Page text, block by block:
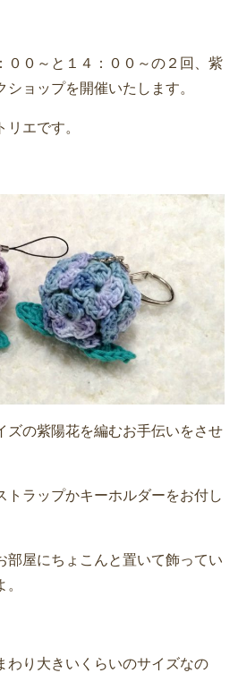
００～と１４：００～の２回、紫
ョップを開催いたします。
エです。
ズの紫陽花を編むお手伝いをさせ
トラップかキーホルダーをお付し
部屋にちょこんと置いて飾ってい
わり大きいくらいのサイズなの